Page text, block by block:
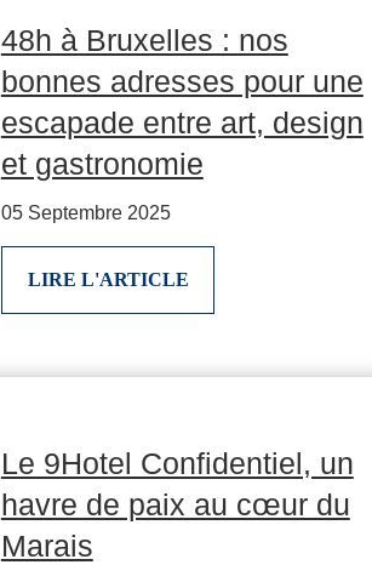
48h à Bruxelles : nos
bonnes adresses pour une
escapade entre art, design
et gastronomie
05 Septembre 2025
LIRE L'ARTICLE
Le 9Hotel Confidentiel, un
havre de paix au cœur du
Marais